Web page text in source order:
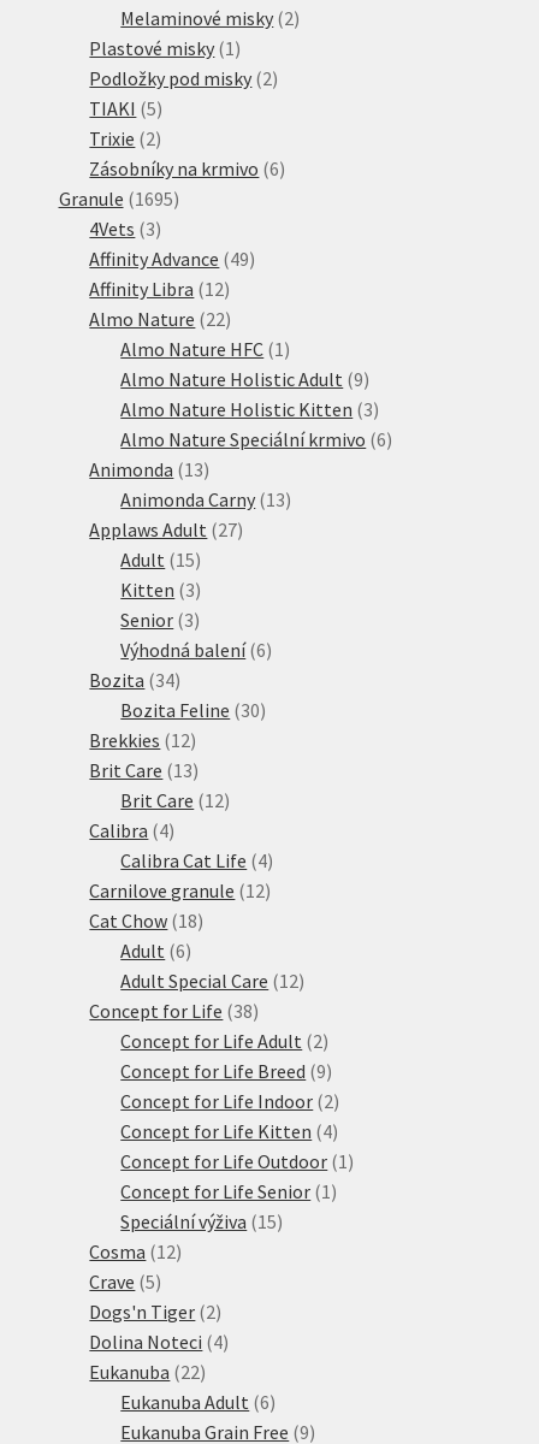
produktů
Melaminové misky 22
Plastové misky 1 1
produkt
Podložky pod misky 22
TIAKI 55
produktů
Trixie 22
produkty
Zásobníky na krmivo 66
Granule 16951695
4Vets 33
produkty
Affinity Advance 4949
Affinity Libra 1212
produktů
Almo Nature 2222
produktů
Almo Nature HFC 1 1
produkt
Almo Nature Holistic Adult 99
produktů
Almo Nature Holistic Kitten 33
produkty
Almo Nature Speciální krmivo 66
Animonda 1313
produktů
Animonda Carny 1313
Applaws Adult 2727
Adult 1515
produktů
Kitten 33
produkty
Senior 33
produkty
Výhodná balení 66
Bozita 3434
produktů
Bozita Feline 3030
Brekkies 1212
produktů
Brit Care 1313
produktů
Brit Care 1212
Calibra 44
produkty
Calibra Cat Life 44
produkty
Carnilove granule 1212
Cat Chow 1818
Adult 66
produktů
Adult Special Care 1212
Concept for Life 3838
produktů
Concept for Life Adult 22
produkty
Concept for Life Breed 99
produktů
Concept for Life Indoor 22
produkty
Concept for Life Kitten 44
produkty
Concept for Life Outdoor 1 1
Concept for Life Senior 1 1
Speciální výživa 1515
Cosma 1212
Crave 55
produktů
Dogs'n Tiger 22
produkty
Dolina Noteci 44
Eukanuba 2222
produktů
Eukanuba Adult 66
produktů
Eukanuba Grain Free 99